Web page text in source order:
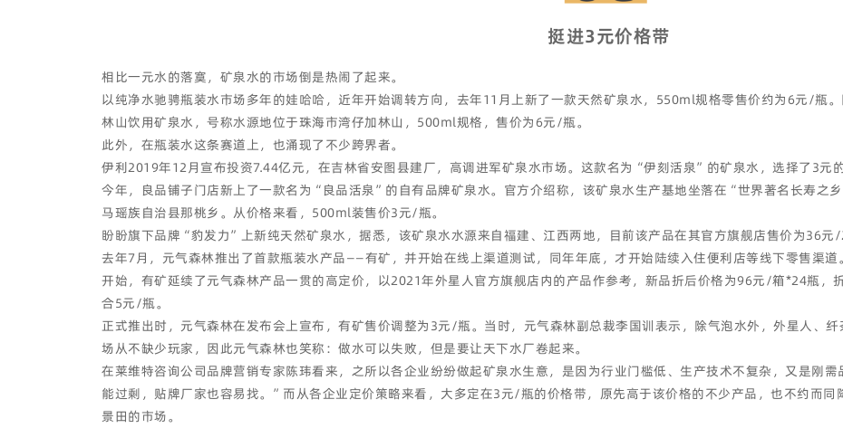
挺进3元价格带
相比一元水的落寞，矿泉水的市场倒是热闹了起来。
以纯净水驰骋瓶装水市场多年的娃哈哈，近年开始调转方向，去年11月上新了一款天然矿泉水，550ml规格零售价约为6元/瓶
林山饮用矿泉水，号称水源地位于珠海市湾仔加林山，500ml规格，售价为6元/瓶。
此外，在瓶装水这条赛道上，也涌现了不少跨界者。
伊利2019年12月宣布投资7.44亿元，在吉林省安图县建厂，高调进军矿泉水市场。这款名为“伊刻活泉”的矿泉水，选择了3元的
今年，良品铺子门店新上了一款名为“良品活泉”的自有品牌矿泉水。官方介绍称，该矿泉水生产基地坐落在“世界著名长寿之
马瑶族自治县那桃乡。从价格来看，500ml装售价3元/瓶。
盼盼旗下品牌“豹发力”上新纯天然矿泉水，据悉，该矿泉水水源来自福建、江西两地，目前该产品在其官方旗舰店售价为36
去年7月，元气森林推出了首款瓶装水产品——有矿，并开始在线上渠道测试，同年年底，才开始陆续入住便利店等线下零售渠道。
开始，有矿延续了元气森林产品一贯的高定价，以2021年外星人官方旗舰店内的产品作参考，新品折后价格为96元/箱*24瓶
合5元/瓶。
正式推出时，元气森林在发布会上宣布，有矿售价调整为3元/瓶。当时，元气森林副总裁李国训表示，除气泡水外，外星人、
场从不缺少玩家，因此元气森林也笑称：做水可以失败，但是要让天下水厂卷起来。
在莱维特咨询公司品牌营销专家陈玮看来，之所以各企业纷纷做起矿泉水生意，是因为行业门槛低、生产技术不复杂，又是刚
能过剩，贴牌厂家也容易找。”而从各企业定价策略来看，大多定在3元/瓶的价格带，原先高于该价格的不少产品，也不约而
景田的市场。